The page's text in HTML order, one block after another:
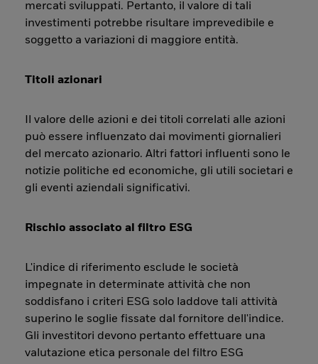
mercati sviluppati. Pertanto, il valore di tali
investimenti potrebbe risultare imprevedibile e
soggetto a variazioni di maggiore entità.
Titoli azionari
Il valore delle azioni e dei titoli correlati alle azioni
può essere influenzato dai movimenti giornalieri
del mercato azionario. Altri fattori influenti sono le
notizie politiche ed economiche, gli utili societari e
gli eventi aziendali significativi.
Rischio associato al filtro ESG
L'indice di riferimento esclude le società
impegnate in determinate attività che non
soddisfano i criteri ESG solo laddove tali attività
superino le soglie fissate dal fornitore dell'indice.
Gli investitori devono pertanto effettuare una
valutazione etica personale del filtro ESG